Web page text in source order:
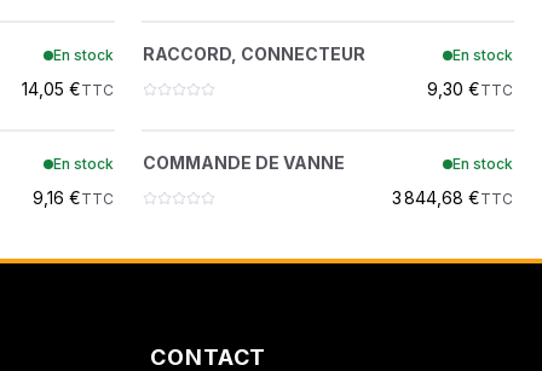
En stock
14,05 €TTC
?
7278047
RACCORD, CONNECTEUR En stock
9,30 €TTC
En stock
9,16 €TTC
?
7535061
COMMANDE DE VANNE En stock
3 844,68 €TTC
CONTACT